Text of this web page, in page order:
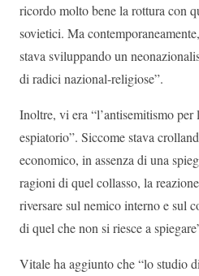
ricordo molto bene la rottura con
sovietici. Ma
stava sviluppando un
di radici nazional-religiose”.
Inoltre, vi era “l’antisemitismo per
espiatorio”. Siccome stava
economico, in assenza di una
ragioni di quel collasso, la
riversare sul nemico interno e sul
di quel che non si riesce a
Vitale ha aggiunto che “lo studio